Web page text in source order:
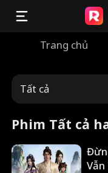
Trang chủ
Tất cả
Phim Tất cả